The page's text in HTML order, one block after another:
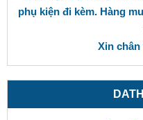
phụ kiện đi kèm. Hàng
Xin